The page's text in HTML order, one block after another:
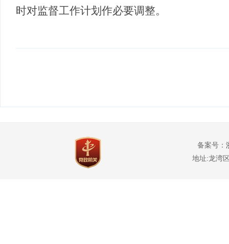
时对监督工作计划作必要调整。
备案号：
地址:龙湾